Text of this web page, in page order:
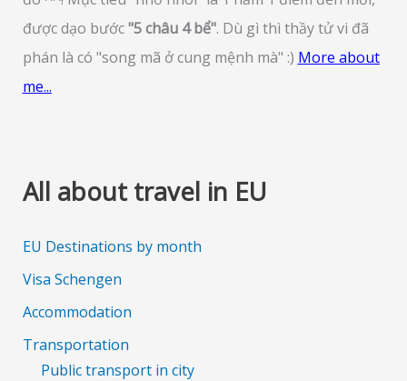
được dạo bước"5 châu 4 bể". Dù gì thì thầy tử vi đã
phán là có "song mã ở cung mệnh mà" :) More about
me...
All about travel in EU
EU Destinations by month
Visa Schengen
Accommodation
Transportation
Public transport in city